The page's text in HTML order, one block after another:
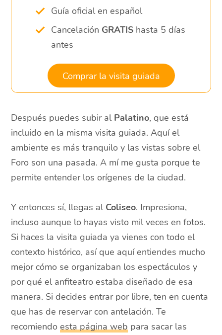
Guía oficial en español
Cancelación GRATIShasta 5 días
antes
Comprar la visita guiada
Después puedes subir al Palatino, que está
incluido en la misma visita guiada. Aquí el
ambiente es más tranquilo y las vistas sobre el
Foro son una pasada. A mí me gusta porque te
permite entender los orígenes de la ciudad.
Y entonces sí, llegas al Coliseo. Impresiona,
incluso aunque lo hayas visto mil veces en fotos.
Si haces la visita guiada ya vienes con todo el
contexto histórico, así que aquí entiendes mucho
mejor cómo se organizaban los espectáculos y
por qué el anfiteatro estaba diseñado de esa
manera. Si decides entrar por libre, ten en cuenta
que has de reservar con antelación. Te
recomiendoesta página web para sacar las